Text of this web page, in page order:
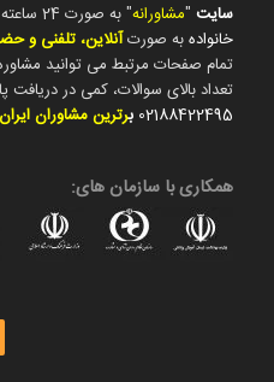
سایت"مشاورانه" به صورت 24 ساعته در زمینه های
خانوادهبه صورتآنلاین، تلفنی و
تمام صفحات مرتبط می توانید
تعداد بالای سوالات، کمی در دریافت
02188422495 برترین مشاوران ایران
همکاری با سازمان های: